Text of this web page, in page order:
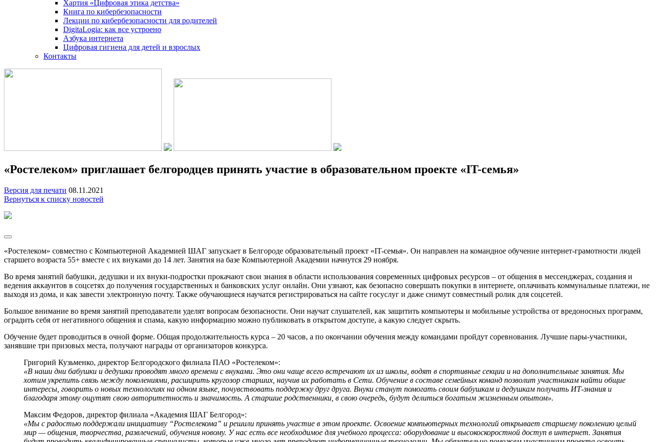
Хартия «Цифровая этика детства»
Книга по кибербезопасности
Лекции по кибербезопасности для родителей
DigitaLogia: как все устроено
Азбука интернета
Цифровая гигиена для детей и взрослых
Контакты
«Ростелеком» приглашает белгородцев принять участие в образовательном проекте «IT-семья»
Версия для печати 08.11.2021
Вернуться к списку новостей
«Ростелеком» совместно с Компьютерной Академией ШАГ запускает в Белгороде образовательный проект «IT-семья». Он направлен на командное обучение интернет-грамотности людей
старшего возраста 55+ вместе с их внуками до 14 лет. Занятия на базе Компьютерной Академии начнутся 29 ноября.
Во время занятий бабушки, дедушки и их внуки-подростки прокачают свои знания в области использования современных цифровых ресурсов – от общения в мессенджерах, создания и
ведения аккаунтов в соцсетях до получения государственных и банковских услуг онлайн. Они узнают, как безопасно совершать покупки в интернете, оплачивать коммунальные платежи, не
выходя из дома, и как завести электронную почту. Также обучающиеся научатся регистрироваться на сайте госуслуг и даже снимут совместный ролик для соцсетей.
Большое внимание во время занятий преподаватели уделят вопросам безопасности. Они научат слушателей, как защитить компьютеры и мобильные устройства от вредоносных программ,
оградить себя от негативного общения и спама, какую информацию можно публиковать в открытом доступе, а какую следует скрыть.
Обучение будет проводиться в очной форме. Общая продолжительность курса – 20 часов, а по окончании обучения между командами пройдут соревнования. Лучшие пары-участники,
занявшие три призовых места, получают награды от организаторов конкурса.
Григорий Кузьменко, директор Белгородского филиала ПАО «Ростелеком»:
«В наши дни бабушки и дедушки проводят много времени с внуками. Это они чаще всего встречают их из школы, водят в спортивные секции и на дополнительные занятия. Мы
хотим укрепить связь между поколениями, расширить кругозор старших, научив их работать в Сети. Обучение в составе семейных команд позволит участникам найти общие
интересы, говорить о новых технологиях на одном языке, почувствовать поддержку друг друга. Внуки станут помогать своим бабушкам и дедушкам получать ИТ-знания и
благодаря этому ощутят свою авторитетность и значимость. А старшие родственники, в свою очередь, будут делиться богатым жизненным опытом».
Максим Федоров, директор филиала «Академия ШАГ Белгород»:
«Мы с радостью поддержали инициативу “Ростелекома” и решили принять участие в этом проекте. Освоение компьютерных технологий открывает старшему поколению целый
мир — общения, творчества, развлечений, обучения новому. У нас есть все необходимое для учебного процесса: оборудование и высокоскоростной доступ в интернет. Занятия